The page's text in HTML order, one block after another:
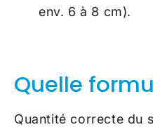
env. 6 à 8 cm).
Quelle
Quantité correcte du